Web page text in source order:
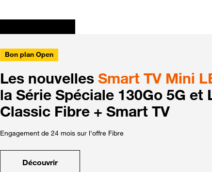
Bon plan Open
Les nouvelles Smart TV Mini
la Série Spéciale 130Go 5G et
Classic Fibre + Smart TV
Engagement de 24 mois sur l'offre Fibre
Découvrir